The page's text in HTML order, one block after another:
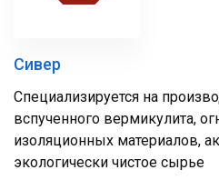
Сивер
Специализируется на
вспученного вермикулита,
изоляционных материалов,
экологически чистое сырье